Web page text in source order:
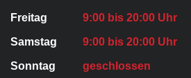
Freitag 9:00 bis 20:00 Uhr
Samstag 9:00 bis 20:00 Uhr
Sonntag geschlossen